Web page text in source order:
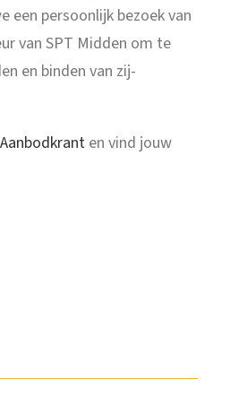
een persoonlijk bezoek van
van SPT Midden om te
en binden van zij-
Aanbodkrant en vind jouw